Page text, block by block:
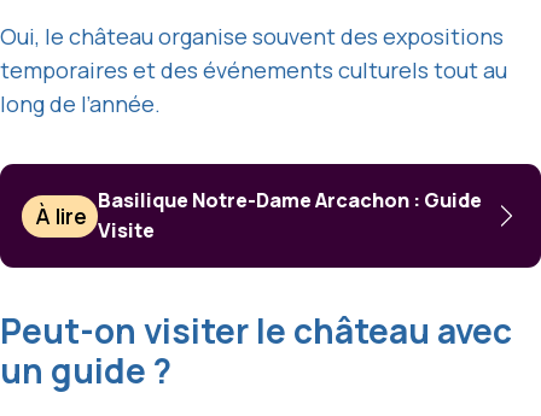
Oui, le château organise souvent des expositions
temporaires et des événements culturels tout au
long de l’année.
À lire
Basilique Notre-Dame Arcachon : Guide
Visite
Peut-on visiter le château avec
un guide ?